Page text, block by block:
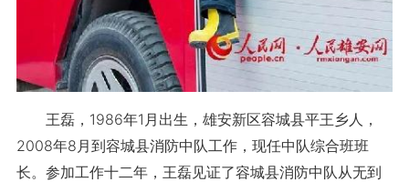
王磊，1986年1月出生，雄安新区容城县平王乡人，
2008年8月到容城县消防中队工作，现任中队综合班班
长。参加工作十二年，王磊见证了容城县消防中队从无到